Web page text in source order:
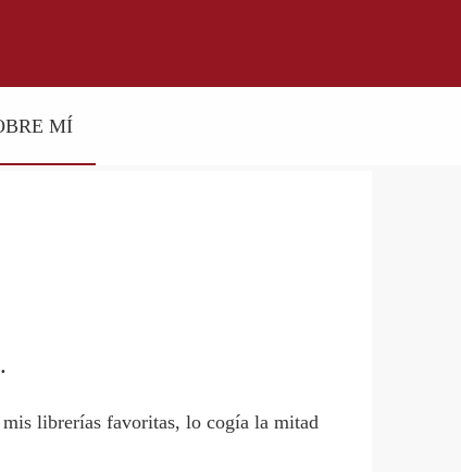
MÍ
mis librerías favoritas, lo cogía la mitad